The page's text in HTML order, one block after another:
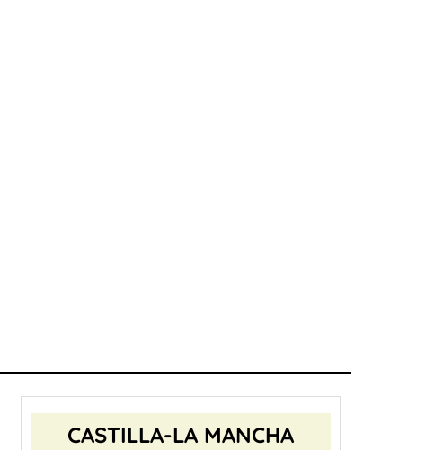
CASTILLA-LA MANCHA